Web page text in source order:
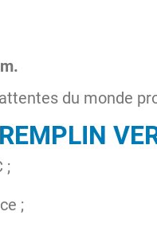
du monde
;
;